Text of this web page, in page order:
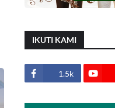
IKUTI KAMI
1.5k